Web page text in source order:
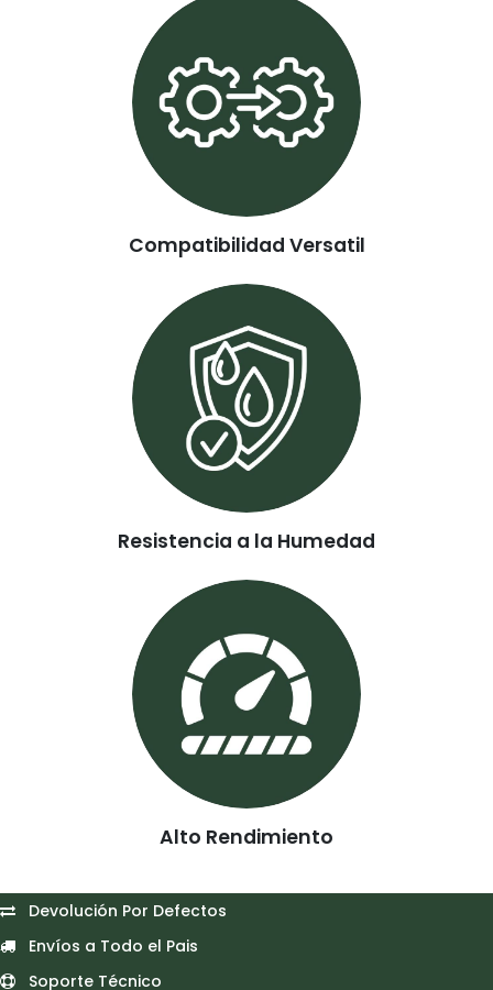
Compatibilidad Versatil
Resistencia a la Humedad
Alto Rendimiento
Devolución Por Defectos
Envíos a Todo el Pais
Soporte Técnico